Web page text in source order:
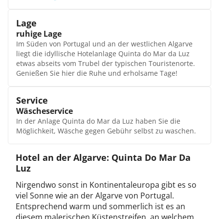
Platz zur Erholung und zum Abschalten. Die
märchenhafte Umgebung schafft zusätzlich eine
idyllische Ruhe. Die Kombination aus traditionellem Stil
und modernem Komfort wird Sie begeistern. 2 Personen
verbringen hier einen unvergesslichen Urlaub.
Apartment (1 Schlafzimmer)
Unterkünfte zusätzlich eine Küche an. Kreative
Selbstversorger werden sich an der voll ausgestatteten
Kitchenette mit Toaster und Kaffeemaschine erfreuen.
Apartment (2 Schlafzimmer)
integrierte Küche mit Kaffeemaschine und Toaster
ermöglicht bequem die Selbstversorgung. Diese
Unterkünfte sind sehr geräumig und bieten ausreichend
Platz zur Erholung.
Superior Apartment
Die Superior Apartments sind die geräumigsten
Sportmöglichkeiten
In der Hotelanlage stehen ein Tennisplatz sowie das
Fitnessstudio zur körperlichen Ertüchtigung zur
Verfügung. So bleiben Sie auch im Urlaub fit. Machen
Sie beim Sport zudem neue Bekanntschaften und
trainieren gemeinsam.
Lage
ruhige Lage
Im Süden von Portugal und an der westlichen Algarve
liegt die idyllische Hotelanlage Quinta do Mar da Luz
etwas abseits vom Trubel der typischen Touristenorte.
Genießen Sie hier die Ruhe und erholsame Tage!
Service
Wäscheservice
In der Anlage Quinta do Mar da Luz haben Sie die
Möglichkeit, Wäsche gegen Gebühr selbst zu waschen.
Hotel an der Algarve: Quinta Do Mar Da
Luz
Nirgendwo sonst in Kontinentaleuropa gibt es so
viel Sonne wie an der Algarve von Portugal.
Entsprechend warm und sommerlich ist es an